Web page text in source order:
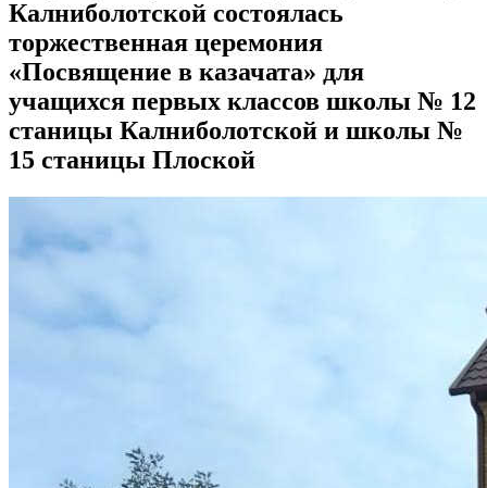
Калниболотской состоялась
торжественная церемония
«Посвящение в казачата» для
учащихся первых классов школы № 12
станицы Калниболотской и школы №
15 станицы Плоской